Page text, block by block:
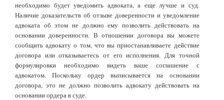
необходимо будет уведомить адвоката, а еще лучше и суд.
Наличие доказательств об отзыве доверенности и уведомление
адвоката об этом не должно ему позволить действовать на
основании доверенности. В отношении договора вы можете
сообщить адвокату о том, что вы приостанавливаете действие
договора или отказываетесь от его исполнения. Для точной
формулировки необходимо видеть ваше соглашение с
адвокатом. Поскольку ордер выписывается на основании
договора, это не должно позволить адвокату действовать на
основании ордера в суде.